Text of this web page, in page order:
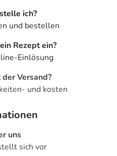
ich?
und bestellen
Rezept ein?
Einlösung
Versand?
und kosten
uns
sich vor